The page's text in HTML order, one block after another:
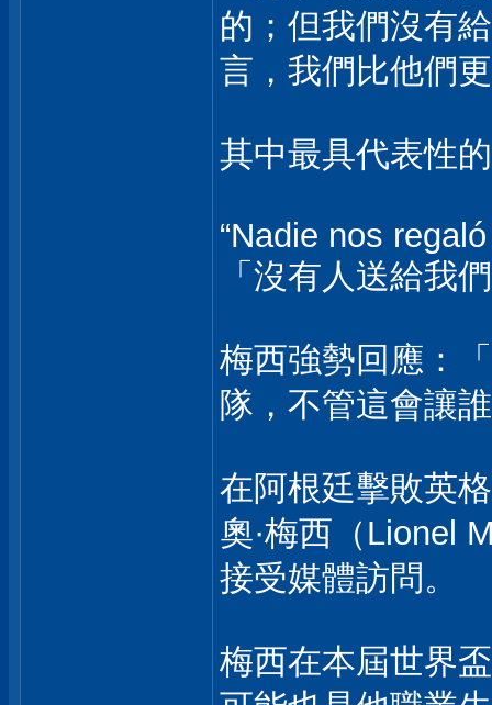
的；但我們沒有
言，我們比他們
其中最具代表性
“Nadie nos
「沒有人送給我
梅西強勢回應：
隊，不管這會讓
在阿根廷擊敗英
奧·梅西（Lionel
接受媒體訪問。
梅西在本屆世界